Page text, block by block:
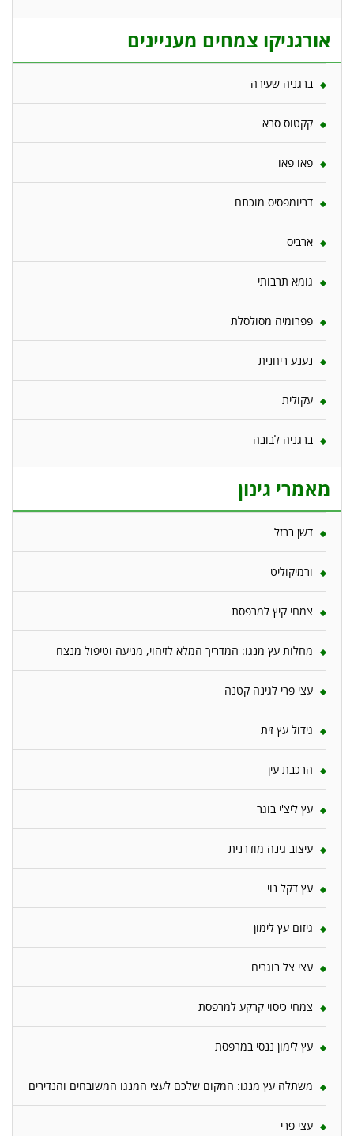
אורגניקו צמחים מעניינים
ברגניה שעירה
קקטוס סבא
פאו פאו
דריומפסיס מוכתם
ארביס
גומא תרבותי
פפרומיה מסולסלת
נענע ריחנית
עקולית
ברגניה לבובה
מאמרי גינון
דשן ברזל
ורמיקוליט
צמחי קיץ למרפסת
מחלות עץ מנגו: המדריך המלא לזיהוי, מניעה וטיפול מנצח
עצי פרי לגינה קטנה
גידול עץ זית
הרכבת עין
עץ ליצ'י בוגר
עיצוב גינה מודרנית
עץ דקל נוי
גיזום עץ לימון
עצי צל בוגרים
צמחי כיסוי קרקע למרפסת
עץ לימון ננסי במרפסת
משתלה עץ מנגו: המקום שלכם לעצי המנגו המשובחים והנדירים
עצי פרי